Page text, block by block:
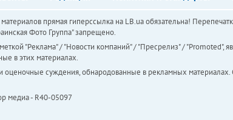
прямая гиперссылка на LB.ua обязательна!
Фото Группа" запрещено.
"Реклама" / "Новости компаний" / "Пресрелиз" / "Promoted",
в этих материалах.
оценочные суждения, обнародованные в рекламных
медиа - R40-05097